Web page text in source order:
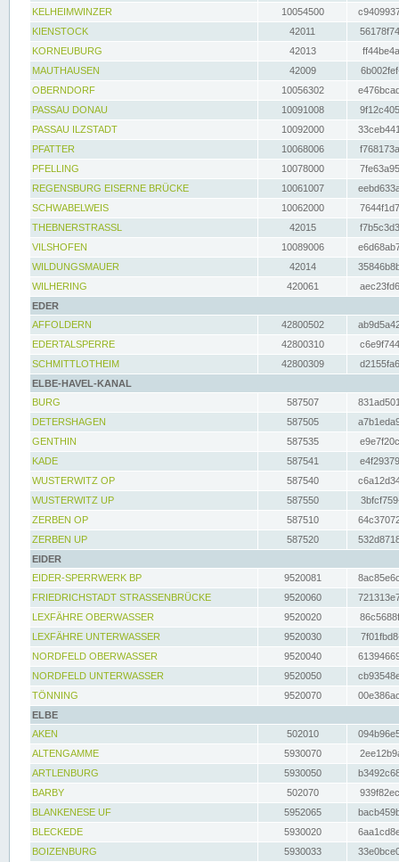
KELHEIMWINZER
10054500
KIENSTOCK
42011
KORNEUBURG
42013
MAUTHAUSEN
42009
OBERNDORF
10056302
PASSAU DONAU
10091008
PASSAU ILZSTADT
10092000
PFATTER
10068006
PFELLING
10078000
REGENSBURG EISERNE BRÜCKE
10061007
SCHWABELWEIS
10062000
THEBNERSTRASSL
42015
VILSHOFEN
10089006
WILDUNGSMAUER
42014
WILHERING
420061
EDER
AFFOLDERN
42800502
EDERTALSPERRE
42800310
SCHMITTLOTHEIM
42800309
ELBE-HAVEL-KANAL
BURG
587507
DETERSHAGEN
587505
GENTHIN
587535
KADE
587541
WUSTERWITZ OP
587540
WUSTERWITZ UP
587550
ZERBEN OP
587510
ZERBEN UP
587520
EIDER
EIDER-SPERRWERK BP
9520081
FRIEDRICHSTADT STRASSENBRÜCKE
9520060
LEXFÄHRE OBERWASSER
9520020
LEXFÄHRE UNTERWASSER
9520030
NORDFELD OBERWASSER
9520040
NORDFELD UNTERWASSER
9520050
TÖNNING
9520070
ELBE
AKEN
502010
ALTENGAMME
5930070
ARTLENBURG
5930050
BARBY
502070
BLANKENESE UF
5952065
BLECKEDE
5930020
BOIZENBURG
5930033